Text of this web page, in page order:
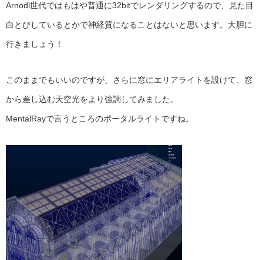
Arnodl世代ではもはや普通に32bitでレンダリングするので、見た目
白とびしているとかで神経質になることはないと思います。大胆に
行きましょう！
このままでもいいのですが、さらに窓にエリアライトを設けて、窓
から差し込む天空光をより強調してみました。
MentalRayで言うところのポータルライトですね。